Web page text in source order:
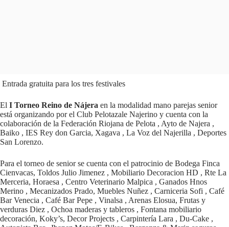
Entrada gratuita para los tres festivales
El I Torneo Reino de Nájera en la modalidad mano parejas senior
está organizando por el Club Pelotazale Najerino y cuenta con la
colaboración de la Federación Riojana de Pelota , Ayto de Najera ,
Baiko , IES Rey don Garcia, Xagava , La Voz del Najerilla , Deportes
San Lorenzo.
Para el torneo de senior se cuenta con el patrocinio de Bodega Finca
Cienvacas, Toldos Julio Jimenez , Mobiliario Decoracion HD , Rte La
Merceria, Horaesa , Centro Veterinario Malpica , Ganados Hnos
Merino , Mecanizados Prado, Muebles Nuñez , Carniceria Sofi , Café
Bar Venecia , Café Bar Pepe , Vinalsa , Arenas Elosua, Frutas y
verduras Diez , Ochoa maderas y tableros , Fontana mobiliario
decoración, Koky’s, Decor Projects , Carpintería Lara , Du-Cake ,